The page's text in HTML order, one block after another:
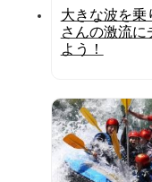
大きな波を乗
さんの激流に
よう！